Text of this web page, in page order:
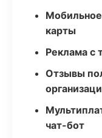
карты
Реклама с
Отзывы
чат-бот